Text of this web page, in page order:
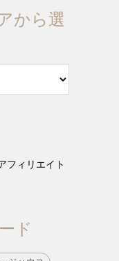
から選
フィリエイト
ド